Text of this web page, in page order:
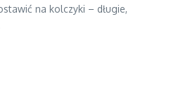
na kolczyki – długie,